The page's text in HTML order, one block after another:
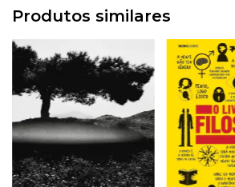
Produtos similares